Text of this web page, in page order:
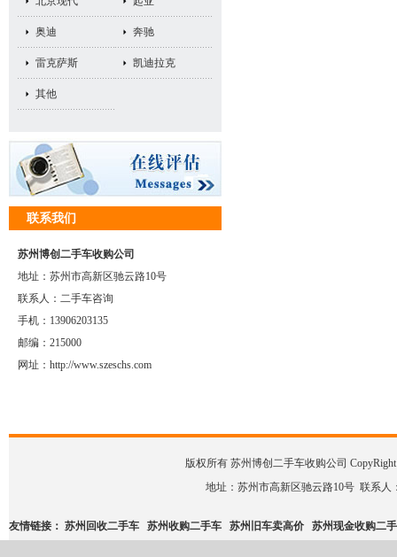
奥迪 奔驰
雷克萨斯 凯迪拉克
其他
联系我们
苏州博创二手车收购公司
地址：苏州市高新区驰云路10号
联系人：二手车咨询
手机：13906203135
邮编：215000
网址：http://www.szeschs.com
版权所有 苏州博创二手车收购公司
地址：苏州市高新区驰云路10号 联系人
友情链接： 苏州回收二手车 苏州收购二手车 苏州旧车卖高价 苏州现金收购二